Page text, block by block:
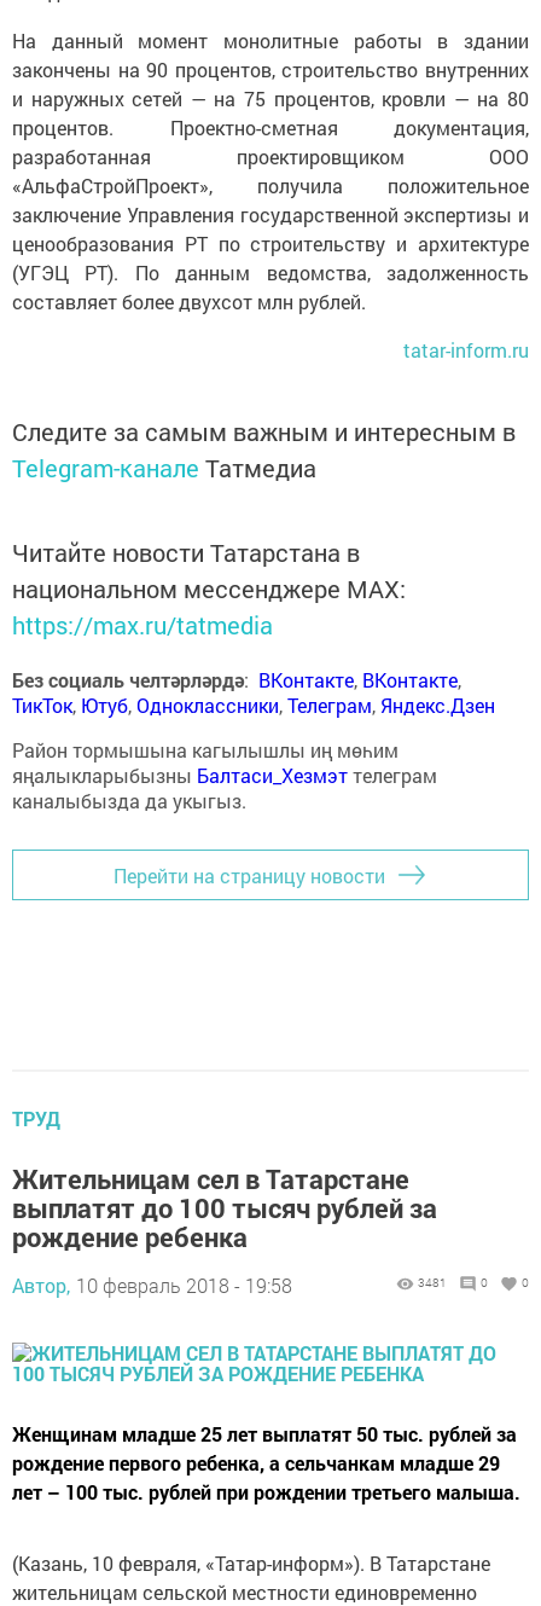
На данный момент монолитные работы в здании
закончены на 90 процентов, строительство внутренних
и наружных сетей — на 75 процентов, кровли — на 80
процентов. Проектно-сметная документация,
разработанная проектировщиком ООО
«АльфаСтройПроект», получила положительное
заключение Управления государственной экспертизы и
ценообразования РТ по строительству и архитектуре
(УГЭЦ РТ). По данным ведомства, задолженность
составляет более двухсот млн рублей.
tatar-inform.ru
Следите за самым важным и интересным в
Telegram-канале Татмедиа
Читайте новости Татарстана в
национальном мессенджере MАХ:
https://max.ru/tatmedia
Без социаль челтәрләрдә: ВКонтакте, ВКонтакте,
ТикТок, Ютуб,Одноклассники,Телеграм, Яндекс.Дзен
Район тормышына кагылышлы иң мөһим
яңалыкларыбызны Балтаси_Хезмэттелеграм
каналыбызда да укыгыз.
Перейти на страницу новости
ТРУД
Жительницам сел в Татарстане
выплатят до 100 тысяч рублей за
рождение ребенка
Автор, 10 февраль 2018 - 19:58 3481 0 0
Женщинам младше 25 лет выплатят 50 тыс. рублей за
рождение первого ребенка, а сельчанкам младше 29
лет – 100 тыс. рублей при рождении третьего малыша.
(Казань, 10 февраля, «Татар-информ»). В Татарстане
жительницам сельской местности единовременно